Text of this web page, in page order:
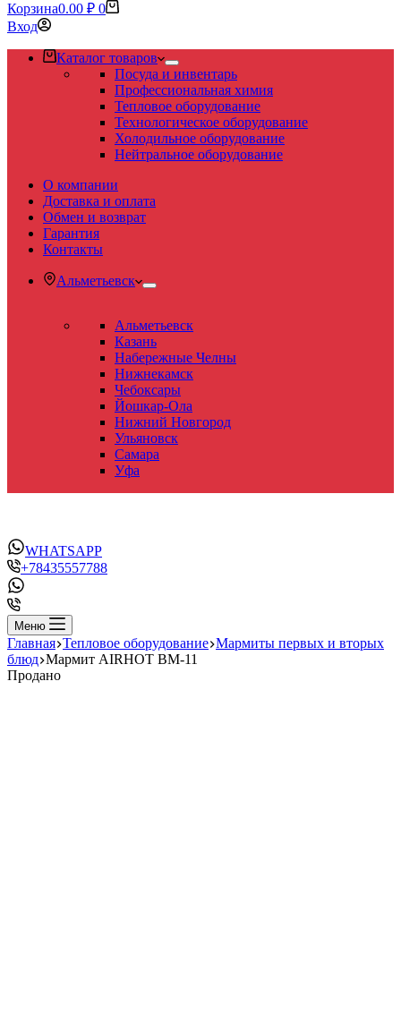
Корзина0.00 ₽ 0
Вход
Каталог товаров
Посуда и инвентарь
Профессиональная химия
Тепловое оборудование
Технологическое оборудование
Холодильное оборудование
Нейтральное оборудование
О компании
Доставка и оплата
Обмен и возврат
Гарантия
Контакты
Альметьевск
Альметьевск
Казань
Набережные Челны
Нижнекамск
Чебоксары
Йошкар-Ола
Нижний Новгород
Ульяновск
Самара
Уфа
WHATSAPP
+78435557788
Меню
Главная Тепловое оборудование Мармиты первых и вторых
блюд Мармит AIRHOT BM-11
Продано